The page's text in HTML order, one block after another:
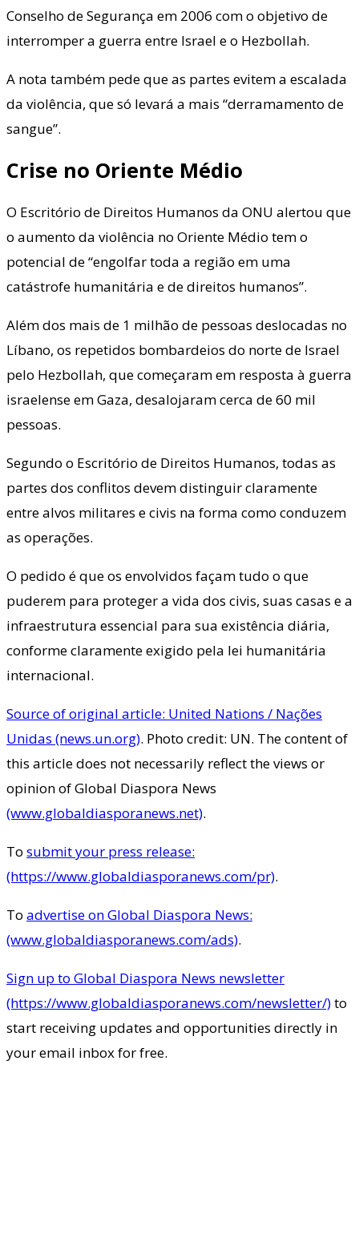
Conselho de Segurança em 2006 com o objetivo de
interromper a guerra entre Israel e o Hezbollah.
A nota também pede que as partes evitem a escalada
da violência, que só levará a mais “derramamento de
sangue”.
Crise no Oriente Médio
O Escritório de Direitos Humanos da ONU alertou que
o aumento da violência no Oriente Médio tem o
potencial de “engolfar toda a região em uma
catástrofe humanitária e de direitos humanos”.
Além dos mais de 1 milhão de pessoas deslocadas no
Líbano, os repetidos bombardeios do norte de Israel
pelo Hezbollah, que começaram em resposta à guerra
israelense em Gaza, desalojaram cerca de 60 mil
pessoas.
Segundo o Escritório de Direitos Humanos, todas as
partes dos conflitos devem distinguir claramente
entre alvos militares e civis na forma como conduzem
as operações.
O pedido é que os envolvidos façam tudo o que
puderem para proteger a vida dos civis, suas casas e a
infraestrutura essencial para sua existência diária,
conforme claramente exigido pela lei humanitária
internacional.
Source of original article: United Nations / Nações
Unidas (news.un.org). Photo credit: UN. The content of
this article does not necessarily reflect the views or
opinion of Global Diaspora News
(www.globaldiasporanews.net).
To submit your press release:
(https://www.globaldiasporanews.com/pr).
To advertise on Global Diaspora News:
(www.globaldiasporanews.com/ads).
Sign up to Global Diaspora News newsletter
(https://www.globaldiasporanews.com/newsletter/)to
start receiving updates and opportunities directly in
your email inbox for free.